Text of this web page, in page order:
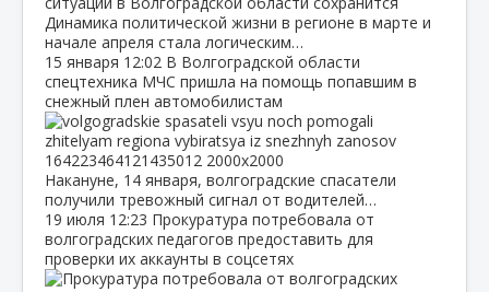
Динамика политической жизни в регионе в марте и
начале апреля стала логическим…
15 января 12:02 В Волгоградской области
спецтехника МЧС пришла на помощь попавшим в
снежный плен автомобилистам
Накануне, 14 января, волгоградские спасатели
получили тревожный сигнал от водителей…
19 июля 12:23 Прокуратура потребовала от
волгоградских педагогов предоставить для
проверки их аккаунты в соцсетях